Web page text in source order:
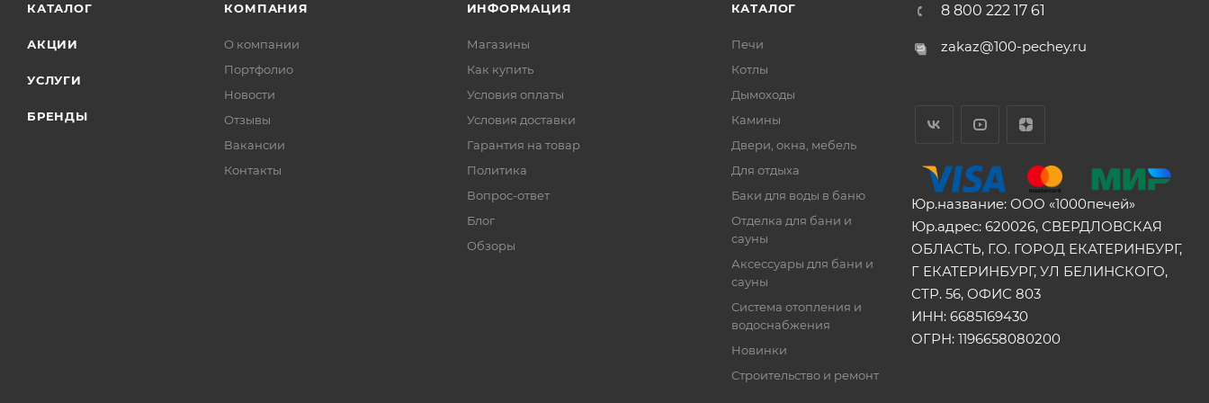
КАТАЛОГ
АКЦИИ
УСЛУГИ
БРЕНДЫ
КОМПАНИЯ
О компании
Портфолио
Новости
Отзывы
Вакансии
Контакты
ИНФОРМАЦИЯ
Магазины
Как купить
Условия оплаты
Условия доставки
Гарантия на товар
Политика
Вопрос-ответ
Блог
Обзоры
КАТАЛОГ
Печи
Котлы
Дымоходы
Камины
Двери, окна, мебель
Для отдыха
Баки для воды в баню
Отделка для бани и
сауны
Аксессуары для бани и
сауны
Система отопления и
водоснабжения
Новинки
Строительство и ремонт
8 800 222 17 61
zakaz@100-pechey.ru
Юр.название: ООО «1000печей»
Юр.адрес: 620026, СВЕРДЛОВСКАЯ
ОБЛАСТЬ, Г.О. ГОРОД ЕКАТЕРИНБУРГ,
Г ЕКАТЕРИНБУРГ, УЛ БЕЛИНСКОГО,
СТР. 56, ОФИС 803
ИНН: 6685169430
ОГРН: 1196658080200